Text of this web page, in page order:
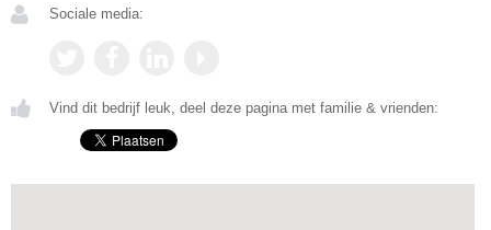
Sociale media:
Vind dit bedrijf leuk, deel deze pagina met familie & vrienden: